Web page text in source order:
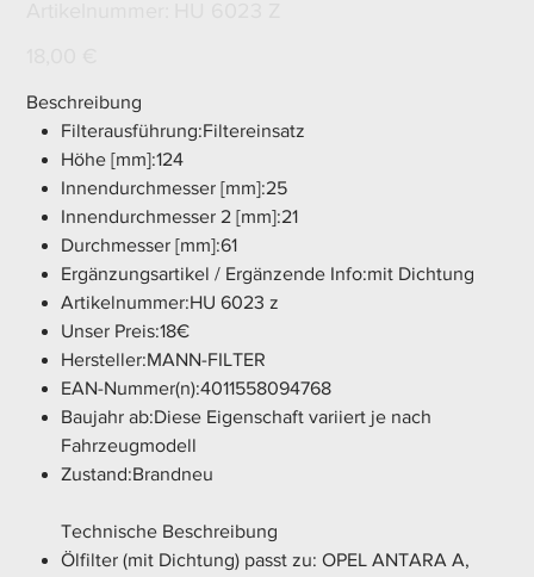
Beschreibung
Filterausführung:Filtereinsatz
Höhe [mm]:124
Innendurchmesser [mm]:25
Innendurchmesser 2 [mm]:21
Durchmesser [mm]:61
Ergänzungsartikel / Ergänzende Info:mit Dichtung
Artikelnummer:HU 6023 z
Unser Preis:18€
Hersteller:MANN-FILTER
EAN-Nummer(n):4011558094768
Baujahr ab:Diese Eigenschaft variiert je nach
Fahrzeugmodell
Zustand:Brandneu
Technische Beschreibung
Ölfilter (mit Dichtung) passt zu: OPEL ANTARA A,